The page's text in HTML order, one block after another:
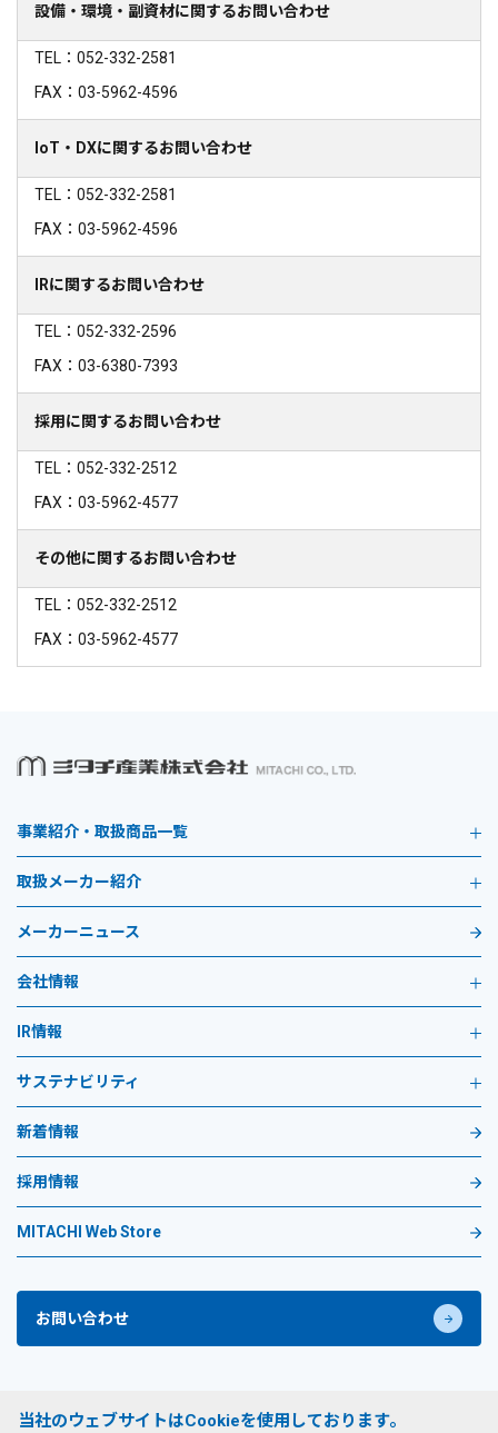
設備・環境・副資材に関するお問い合わせ
TEL：052-332-2581
FAX：03-5962-4596
IoT・DXに関するお問い合わせ
TEL：052-332-2581
FAX：03-5962-4596
IRに関するお問い合わせ
TEL：052-332-2596
FAX：03-6380-7393
採用に関するお問い合わせ
TEL：052-332-2512
FAX：03-5962-4577
その他に関するお問い合わせ
TEL：052-332-2512
FAX：03-5962-4577
事業紹介・取扱商品一覧
取扱メーカー紹介
メーカーニュース
会社情報
IR情報
サステナビリティ
新着情報
採用情報
MITACHI Web Store
お問い合わせ
当社のウェブサイトはCookieを使用しております。